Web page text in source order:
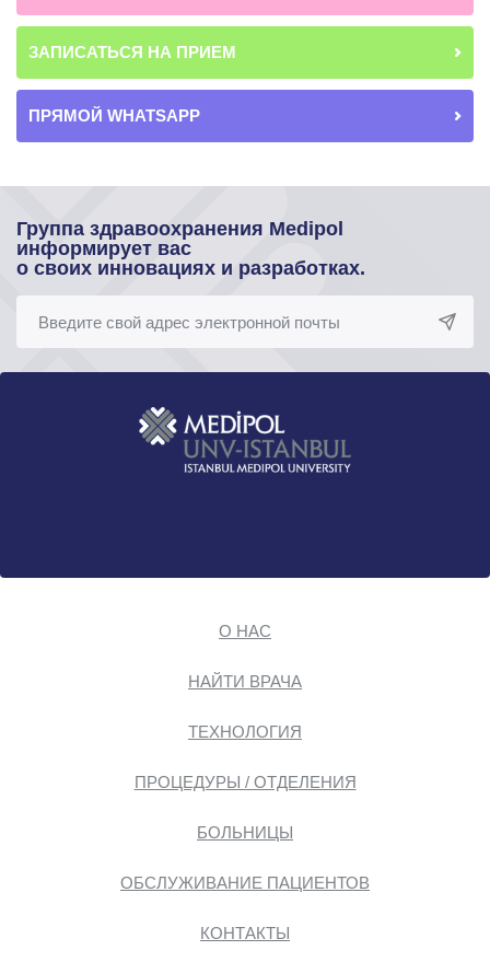
ЗАПИСАТЬСЯ НА ПРИЕМ
ПРЯМОЙ WHATSAPP
Группа здравоохранения Medipol
информирует вас
о своих инновациях и разработках.
О НАС
НАЙТИ ВРАЧА
ТЕХНОЛОГИЯ
ПРОЦЕДУРЫ / ОТДЕЛЕНИЯ
БОЛЬНИЦЫ
ОБСЛУЖИВАНИЕ ПАЦИЕНТОВ
КОНТАКТЫ